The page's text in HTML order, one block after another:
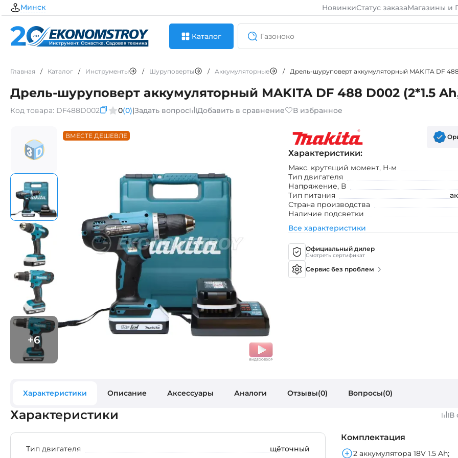
Минск НовинкиСтатус заказаМагазины и
Каталог
Главная / Каталог / Инструменты / Шуруповерты / Аккумуляторные / Дрель-шуруповерт аккумуляторный MAKITA DF 488
Дрель-шуруповерт аккумуляторный MAKITA DF 488 D002 (2*1.5
Код товара: DF488D002 0(0)|Задать вопрос Добавить в сравнение В избранное
ВМЕСТЕ ДЕШЕВЛЕ
Характеристики:
Макс. крутящий момент, Н·м
Тип двигателя
Напряжение, В
Тип питания
Страна производства
Наличие подсветки
Все характеристики
Официальный дилер
Смотреть сертификат
Сервис без проблем
Характеристики Описание Аксессуары Аналоги Отзывы(0) Вопросы(0)
Характеристики В
Тип двигателя
щёточный
Комплектация
2 аккумулятора 18V 1.5 Ah;